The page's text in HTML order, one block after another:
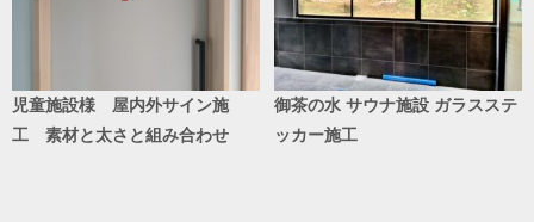
児童施設様 屋内外サイン施
工 素材と太さと組み合わせ
御茶の水 サウナ施設 ガラスステ
ッカー施工